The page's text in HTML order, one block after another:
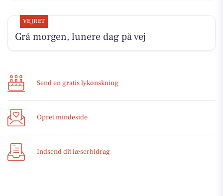
VEJRET
Grå morgen, lunere dag på vej
Send en gratis lykønskning
Opret mindeside
Indsend dit læserbidrag